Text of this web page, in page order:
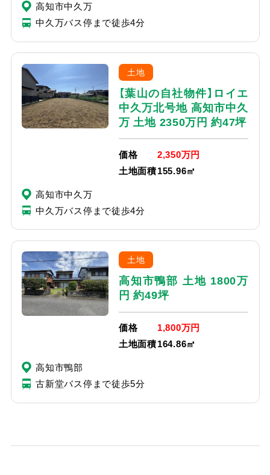
高知市中久万
中久万バス停まで徒歩4分
土地
【葉山の自社物件】ロイエ
中久万北号地 高知市中久
万 土地 2350万円 約47坪
価格
2,350万円
土地面積155.96㎡
高知市中久万
中久万バス停まで徒歩4分
土地
高知市鴨部 土地 1800万
円 約49坪
価格
1,800万円
土地面積164.86㎡
高知市鴨部
古新堂バス停まで徒歩5分